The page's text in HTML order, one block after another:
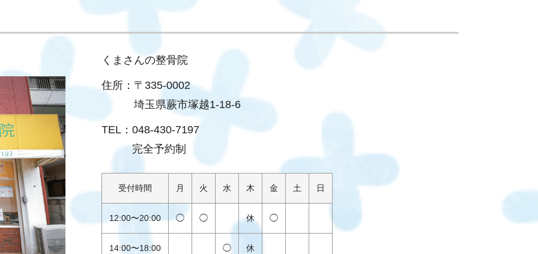
くまさんの整骨院
住所： 〒335-0002
埼玉県蕨市塚越1-18-6
TEL： 048-430-7197
完全予約制
受付時間 月 火 水 木 金 土 日
12:00〜20:00 ◯ ◯ 休 ◯
14:00〜18:00 ◯ 休